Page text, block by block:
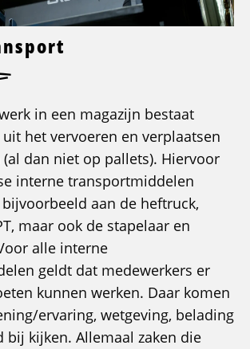
in een magazijn bestaat
het vervoeren en verplaatsen
dan niet op pallets). Hiervoor
interne transportmiddelen
aan de heftruck,
maar ook de stapelaar en
alle interne
geldt dat medewerkers er
kunnen werken. Daar komen
ervaring, wetgeving, belading
bij kijken. Allemaal zaken die